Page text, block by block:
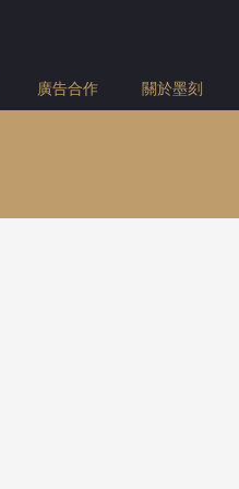
廣告合作 關於墨刻